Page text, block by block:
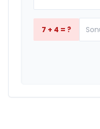
7 + 4 = ?